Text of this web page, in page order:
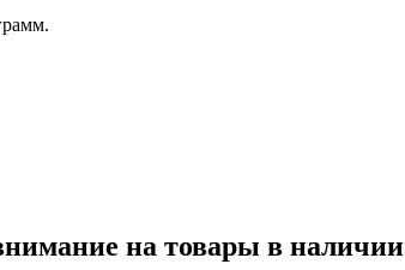
на товары в наличии